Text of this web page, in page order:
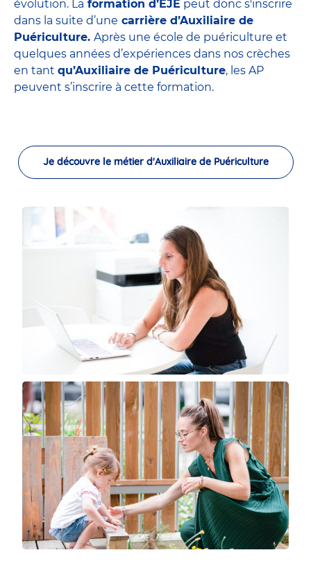
évolution. La formation d’EJE peut donc s'inscrire
dans la suite d’une carrière d’Auxiliaire de
Puériculture. Après une école de puériculture et
quelques années d’expériences dans nos crèches
en tant qu’Auxiliaire de Puériculture, les AP
peuvent s’inscrire à cette formation.
Je découvre le métier d'Auxiliaire de Puériculture